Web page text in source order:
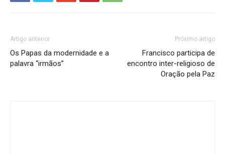
Artigo anterior
Os Papas da modernidade e a
palavra “irmãos”
Próximo artigo
Francisco participa de
encontro inter-religioso de
Oração pela Paz